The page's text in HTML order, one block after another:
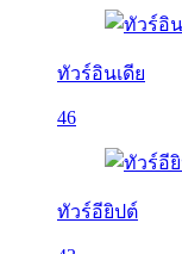
ทัวร์อินเดีย
46
ทัวร์อียิปต์